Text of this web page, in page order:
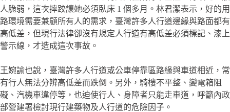
人脆弱，這次摔跤讓她必須臥床 1 個多月。林君潔表示，好的用
路環境需要兼顧所有人的需求，臺灣許多人行道邊緣與路面都有
高低差，但現行法律卻沒有規定人行道有高低差必須標記、漆上
警示線，才造成這次事故。
王婉諭也說，臺灣許多人行道或公車停靠區路緣與車道相近，常
有行人無法分辨高低差而跌倒。另外，騎樓不平整、變電箱阻
礙、汽機車違停等，也迫使行人、身障者只能走車道，呼籲內政
部營建署檢討現行建築物及人行道的危險因子。